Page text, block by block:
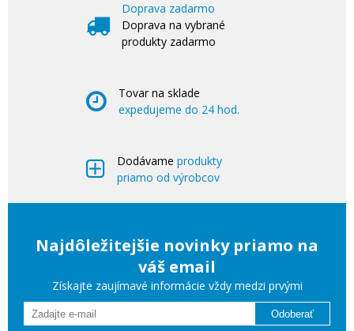
Doprava zadarmo
Doprava na vybrané
produkty zadarmo
Tovar na sklade
expedujeme do 24 hod.
Dodávame produkty
priamo od výrobcov
Najdôležitejšie novinky priamo na
váš email
Získajte zaujímavé informácie vždy medzi prvými
Odoberať